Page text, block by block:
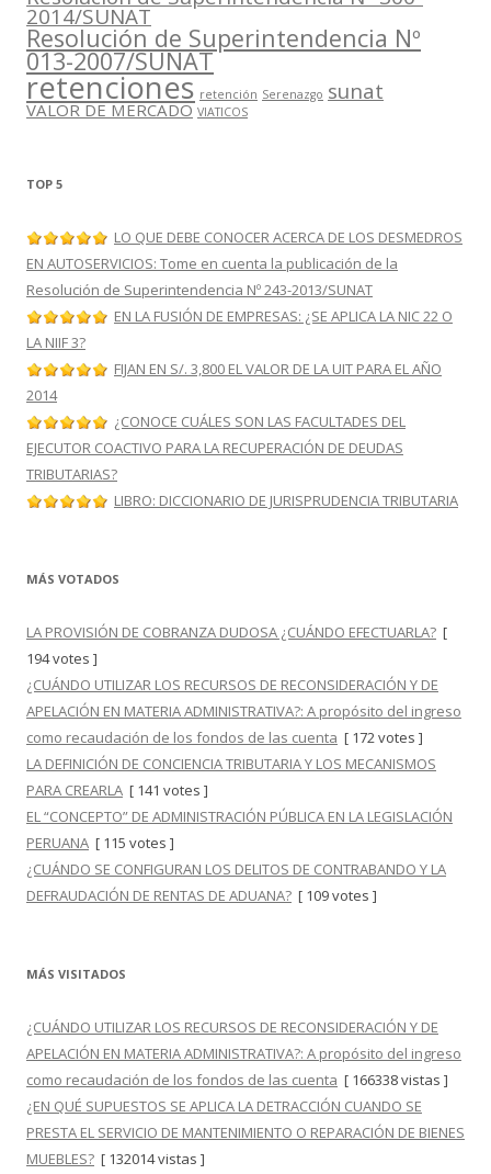
2014/SUNAT
Resolución de Superintendencia Nº
013-2007/SUNAT
retenciones retención Serenazgo sunat
VALOR DE MERCADO VIATICOS
TOP 5
LO QUE DEBE CONOCER ACERCA DE LOS DESMEDROS
EN AUTOSERVICIOS: Tome en cuenta la publicación de la
Resolución de Superintendencia Nº 243-2013/SUNAT
EN LA FUSIÓN DE EMPRESAS: ¿SE APLICA LA NIC 22 O
LA NIIF 3?
FIJAN EN S/. 3,800 EL VALOR DE LA UIT PARA EL AÑO
2014
¿CONOCE CUÁLES SON LAS FACULTADES DEL
EJECUTOR COACTIVO PARA LA RECUPERACIÓN DE DEUDAS
TRIBUTARIAS?
LIBRO: DICCIONARIO DE JURISPRUDENCIA TRIBUTARIA
MÁS VOTADOS
LA PROVISIÓN DE COBRANZA DUDOSA ¿CUÁNDO EFECTUARLA? [
194 votes ]
¿CUÁNDO UTILIZAR LOS RECURSOS DE RECONSIDERACIÓN Y DE
APELACIÓN EN MATERIA ADMINISTRATIVA?: A propósito del ingreso
como recaudación de los fondos de las cuenta [ 172 votes ]
LA DEFINICIÓN DE CONCIENCIA TRIBUTARIA Y LOS MECANISMOS
PARA CREARLA [ 141 votes ]
EL “CONCEPTO” DE ADMINISTRACIÓN PÚBLICA EN LA LEGISLACIÓN
PERUANA [ 115 votes ]
¿CUÁNDO SE CONFIGURAN LOS DELITOS DE CONTRABANDO Y LA
DEFRAUDACIÓN DE RENTAS DE ADUANA? [ 109 votes ]
MÁS VISITADOS
¿CUÁNDO UTILIZAR LOS RECURSOS DE RECONSIDERACIÓN Y DE
APELACIÓN EN MATERIA ADMINISTRATIVA?: A propósito del ingreso
como recaudación de los fondos de las cuenta [ 166338 vistas ]
¿EN QUÉ SUPUESTOS SE APLICA LA DETRACCIÓN CUANDO SE
PRESTA EL SERVICIO DE MANTENIMIENTO O REPARACIÓN DE BIENES
MUEBLES? [ 132014 vistas ]